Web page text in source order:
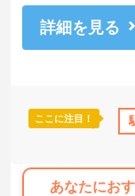
社会保険完備
すのでお気軽にご相
詳細を見る
ここに注目！
あなたにお